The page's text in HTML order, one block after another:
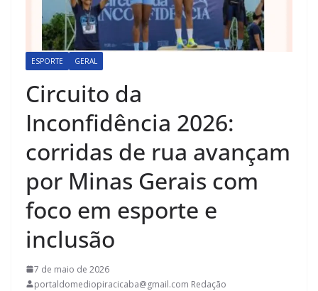
ESPORTE GERAL
Circuito da
Inconfidência 2026:
corridas de rua avançam
por Minas Gerais com
foco em esporte e
inclusão
7 de maio de 2026
portaldomediopiracicaba@gmail.com Redação